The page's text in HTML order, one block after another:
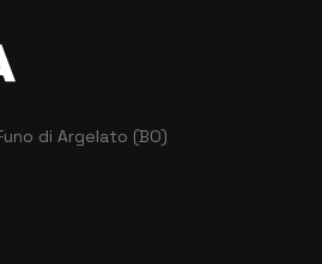
di Argelato (BO)